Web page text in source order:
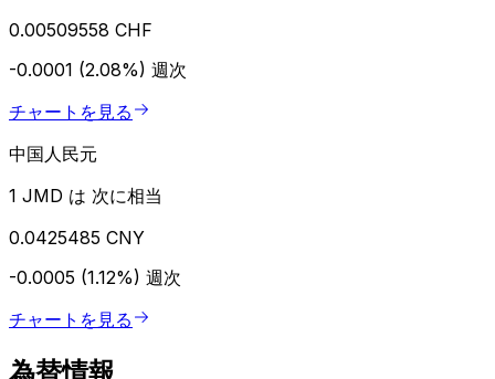
0.00509558 CHF
-0.0001 (2.08%) 週次
チャートを見る
中国人民元
1 JMD は 次に相当
0.0425485 CNY
-0.0005 (1.12%) 週次
チャートを見る
為替情報